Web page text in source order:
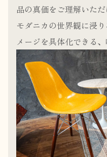
品の真価をご理解いただ
モダニカの世界観に浸
メージを具体化できる